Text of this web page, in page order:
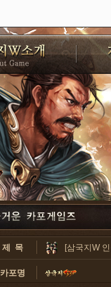
제 목 [삼국지W
카포명